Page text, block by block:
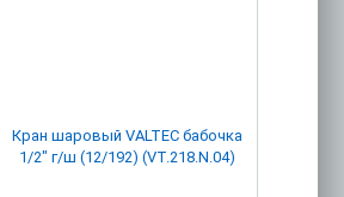
Кран шаровый VALTEC бабочка
1/2" г/ш (12/192) (VT.218.N.04)